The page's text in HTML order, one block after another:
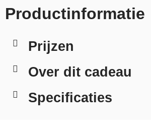
Productinformatie
Prijzen
Over dit cadeau
Specificaties